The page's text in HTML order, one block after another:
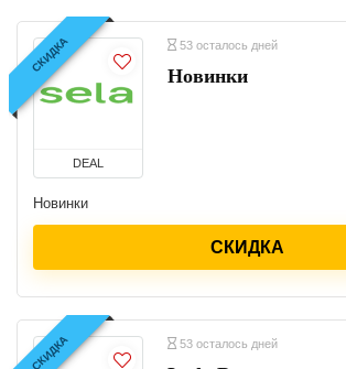
СКИДКА
DEAL
53 осталось дней
Новинки
Новинки
СКИДКА
СКИДКА 53 осталось дней